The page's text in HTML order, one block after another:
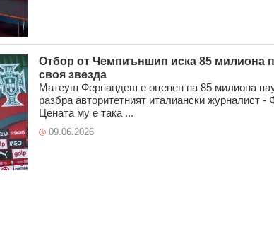
Отбор от Чемпиъншип иска 85 милиона
своя звезда
Матеуш Фернандеш е оценен на 85 милиона
разбра авторитетният италиански журналист
Цената му е така ...
09.06.2026